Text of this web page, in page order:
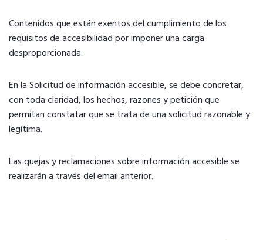
Contenidos que están exentos del cumplimiento de los
requisitos de accesibilidad por imponer una carga
desproporcionada.
En la Solicitud de información accesible, se debe concretar,
con toda claridad, los hechos, razones y petición que
permitan constatar que se trata de una solicitud razonable y
legítima.
Las quejas y reclamaciones sobre información accesible se
realizarán a través del email anterior.